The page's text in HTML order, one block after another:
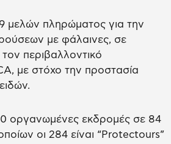
μελών πληρώματος για την
με φάλαινες, σε
περιβαλλοντικό
με στόχο την προστασία
οργανωμένες εκδρομές σε 84
οι 284 είναι “Protectours”